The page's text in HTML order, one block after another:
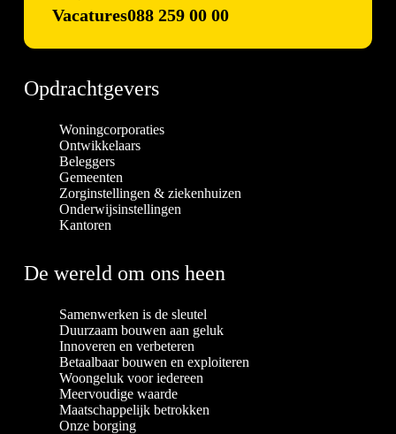
Vacatures088 259 00 00
Opdrachtgevers
Woningcorporaties
Ontwikkelaars
Beleggers
Gemeenten
Zorginstellingen & ziekenhuizen
Onderwijsinstellingen
Kantoren
De wereld om ons heen
Samenwerken is de sleutel
Duurzaam bouwen aan geluk
Innoveren en verbeteren
Betaalbaar bouwen en exploiteren
Woongeluk voor iedereen
Meervoudige waarde
Maatschappelijk betrokken
Onze borging